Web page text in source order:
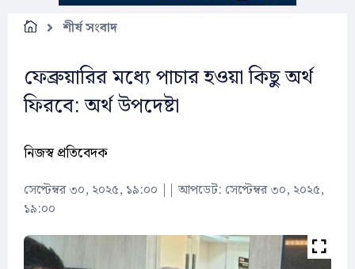
শীর্ষ সংবাদ
ফেব্রুয়ারির মধ্যে পাচার হওয়া কিছু অর্থ
ফিরবে: অর্থ উপদেষ্টা
নিজস্ব প্রতিবেদক
সেপ্টেম্বর ৩০, ২০২৫, ১৯:০০ ||আপডেট: সেপ্টেম্বর ৩০, ২০২৫,
১৯:০০